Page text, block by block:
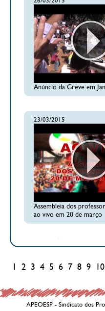
Anúncio da Greve em
23/03/2015
Assembleia dos
ao vivo em 20 de março
2 3 4 5 6 7 8 9 10
APEOESP - Sindicato dos